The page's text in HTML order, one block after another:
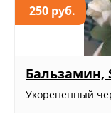
250 руб.
Бальзамин,
Укорененный